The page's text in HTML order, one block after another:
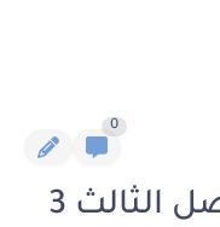
0
رواية رين وادهم الفصل الثالث 3